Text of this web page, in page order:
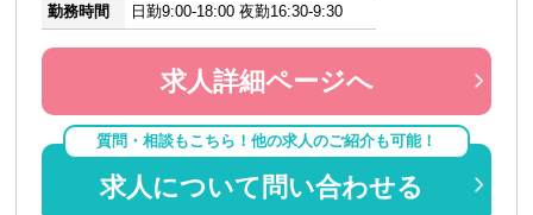
勤務時間
日勤9:00-18:00 夜勤16:30-9:30
求人詳細ページへ
質問・相談もこちら！他の求人のご紹介も可能！
求人について問い合わせる